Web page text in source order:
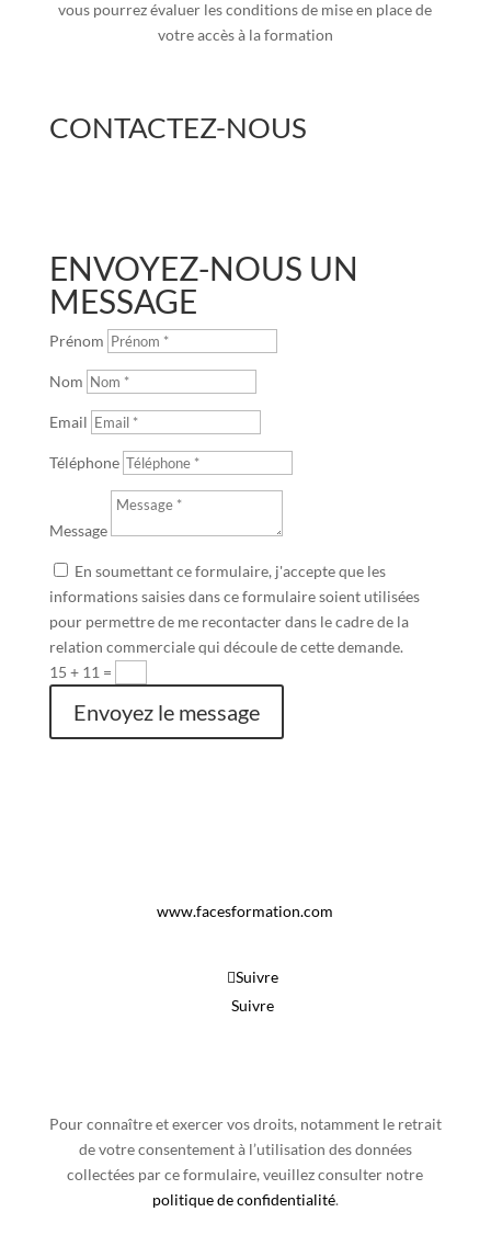
vous pourrez évaluer les conditions de mise en place de
votre accès à la formation
CONTACTEZ-NOUS
ENVOYEZ-NOUS UN
MESSAGE
Prénom
Nom
Email
Téléphone
Message
En soumettant ce formulaire, j'accepte que les
informations saisies dans ce formulaire soient utilisées
pour permettre de me recontacter dans le cadre de la
relation commerciale qui découle de cette demande.
15 + 11 =
Envoyez le message
www.facesformation.com
Suivre
Suivre
Pour connaître et exercer vos droits, notamment le retrait
de votre consentement à l’utilisation des données
collectées par ce formulaire, veuillez consulter notre
politique de confidentialité.